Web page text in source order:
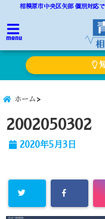
相模原市中央区矢部 個別対応
menu
ホーム
2002050302
2020年5月3日